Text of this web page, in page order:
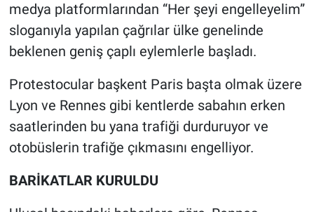
medya platformlarından “Her şeyi engelleyelim”
sloganıyla yapılan çağrılar ülke genelinde
beklenen geniş çaplı eylemlerle başladı.
Protestocular başkent Paris başta olmak üzere
Lyon ve Rennes gibi kentlerde sabahın erken
saatlerinden bu yana trafiği durduruyor ve
otobüslerin trafiğe çıkmasını engelliyor.
BARİKATLAR KURULDU
Haber
İlan
Kimdir
Koronavirüs